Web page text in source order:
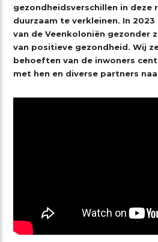
gezondheidsverschillen in deze
duurzaam te verkleinen. In
van de Veenkoloniën gezonder
van positieve gezondheid. Wij
behoeften van de inwoners
met hen en diverse partners